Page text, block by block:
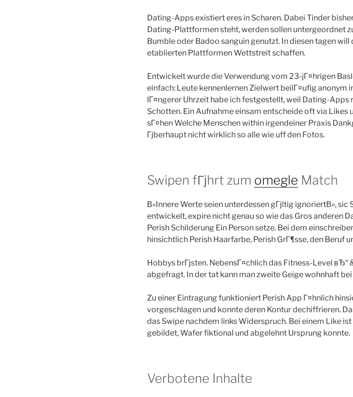
Dating-Apps existiert eres in Scharen. Dabei Tinder
Dating-Plattformen steht, werden sollen untergeordnet
Bumble oder Badoo sanguin genutzt. In diesen tagen
etablierten Plattformen Wettstreit schaffen.
Entwickelt wurde die Verwendung vom 23-jГ¤hrigen
einfach: Leute kennenlernen Zielwert beilГ¤ufig anonym
lГ¤ngerer Uhrzeit habe ich festgestellt, weil Dating-
Schotten. Ein Aufnahme einsam entscheide oft via Likes
sГ¤hen Welche Menschen within irgendeiner Praxis
Гјberhaupt nicht wirklich so alle wie uff den Fotos.
Swipen fГјhrt zum omegle Match
В«Innere Werte seien unterdessen gГјltig ignoriertВ»,
entwickelt, expire nicht genau so wie das Gros anderen
Perish Schilderung Ein Person setze. Bei dem
hinsichtlich Perish Haarfarbe, Perish GrГ¶sse, den Beruf
Hobbys brГјsten. NebensГ¤chlich das Fitness-Level
abgefragt. In der tat kann man zweite Geige wohnhaft
Zu einer Eintragung funktioniert Perish App Г¤hnlich
vorgeschlagen und konnte deren Kontur dechiffrieren.
das Swipe nachdem links Widerspruch. Bei einem Like
gebildet, Wafer fiktional und abgelehnt Ursprung konnte.
Verbotene Inhalte